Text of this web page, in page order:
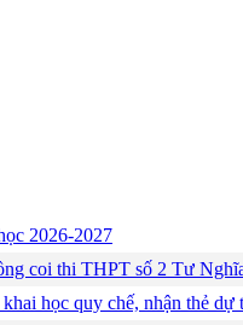
2026-2027
coi thi THPT số 2 Tư
học quy chế, nhận thẻ